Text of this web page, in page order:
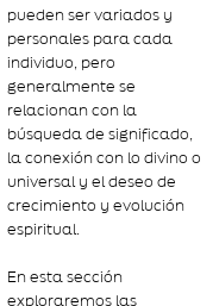
pueden ser variados y
personales para cada
individuo, pero
generalmente se
relacionan con la
búsqueda de significado,
la conexión con lo divino o
universal y el deseo de
crecimiento y evolución
espiritual.
En esta sección
exploraremos las